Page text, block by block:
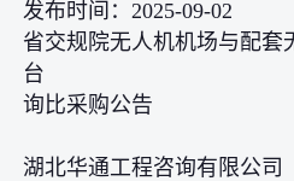
发布时间：2025-09-02
省交规院无人机机场与配套
台
询比采购公告
湖北华通工程咨询有限公司